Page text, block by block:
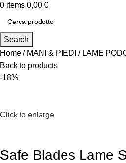
0 items 0,00 €
Search
Home
MANI & PIEDI LAME
Back to products
-18%
Click to enlarge
Safe Blades Lame